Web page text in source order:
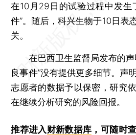
在10月29日的试验过程中发生
件”。随后，科兴生物于10日表
关。
在巴西卫生监督局发布的声
良事件”没有提供更多细节。声
志愿者的数据予以保密，研究
在继续分析研究的风险回报。
推荐进入财新数据库 ，可随时